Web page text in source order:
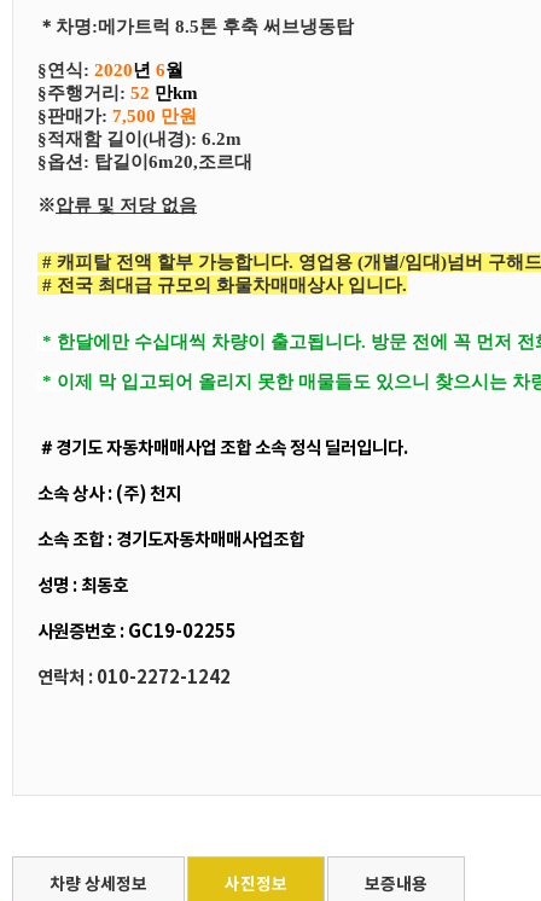
＊ 차명:메가트럭 8.5톤 후축 써브냉동탑
§연식: 2020년 6월
§​주행거리: 52 만km
§​판매가: 7,500 만원
§​적재함 길이(내경): 6.2m
§​​옵션: 탑길이6m20,조르대
※압류 및 저당 없음
# 캐피탈 전액 할부 가능합니다. 영업용 (개별/임대)넘버 구해
# 전국 최대급 규모의 화물차매매상사 입니다.
* 한달에만 수십대씩 차량이 출고됩니다. 방문 전에 꼭 먼저 전
* 이제 막 입고되어 올리지 못한 매물들도 있으니 찾으시는 차
＃경기도 자동차매매사업 조합 소속 정식 딜러입니다.
소속 상사 : (주) 천지
소속 조합 : 경기도자동차매매사업조합
성명 : 최동호
사원증번호 : GC19-02255
연락처 : 010-2272-1242
차량 상세정보 사진정보 보증내용